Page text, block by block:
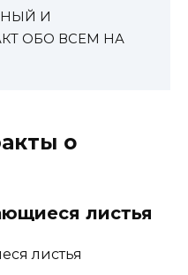
И
ОБО ВСЕМ НА
о
листья